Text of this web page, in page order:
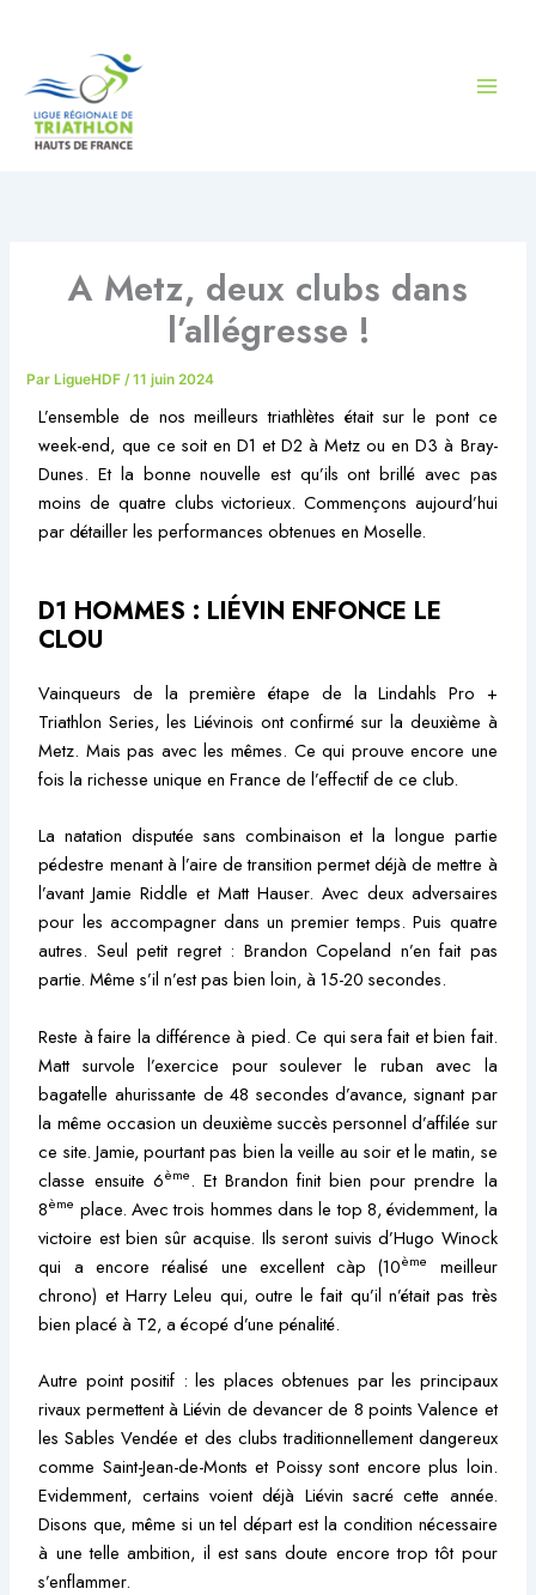
A Metz, deux clubs dans
l’allégresse !
ParLigueHDF /11 juin 2024
L’ensemble de nos meilleurs triathlètes était sur le pont ce
week-end, que ce soit en D1 et D2 à Metz ou en D3 à Bray-
Dunes. Et la bonne nouvelle est qu’ils ont brillé avec pas
moins de quatre clubs victorieux. Commençons aujourd’hui
par détailler les performances obtenues en Moselle.
D1 HOMMES : LIÉVIN ENFONCE LE
CLOU
Vainqueurs de la première étape de la Lindahls Pro +
Triathlon Series, les Liévinois ont confirmé sur la deuxième à
Metz. Mais pas avec les mêmes. Ce qui prouve encore une
fois la richesse unique en France de l’effectif de ce club.
La natation disputée sans combinaison et la longue partie
pédestre menant à l’aire de transition permet déjà de mettre à
l’avant Jamie Riddle et Matt Hauser. Avec deux adversaires
pour les accompagner dans un premier temps. Puis quatre
autres. Seul petit regret : Brandon Copeland n’en fait pas
partie. Même s’il n’est pas bien loin, à 15-20 secondes.
Reste à faire la différence à pied. Ce qui sera fait et bien fait.
Matt survole l’exercice pour soulever le ruban avec la
bagatelle ahurissante de 48 secondes d’avance, signant par
la même occasion un deuxième succès personnel d’affilée sur
ce site. Jamie, pourtant pas bien la veille au soir et le matin, se
classe ensuite 6ème. Et Brandon finit bien pour prendre la
8ème place. Avec trois hommes dans le top 8, évidemment, la
victoire est bien sûr acquise. Ils seront suivis d’Hugo Winock
qui a encore réalisé une excellent càp (10ème
meilleur
chrono) et Harry Leleu qui, outre le fait qu’il n’était pas très
bien placé à T2, a écopé d’une pénalité.
Autre point positif : les places obtenues par les principaux
rivaux permettent à Liévin de devancer de 8 points Valence et
les Sables Vendée et des clubs traditionnellement dangereux
comme Saint-Jean-de-Monts et Poissy sont encore plus loin.
Evidemment, certains voient déjà Liévin sacré cette année.
Disons que, même si un tel départ est la condition nécessaire
à une telle ambition, il est sans doute encore trop tôt pour
s’enflammer.